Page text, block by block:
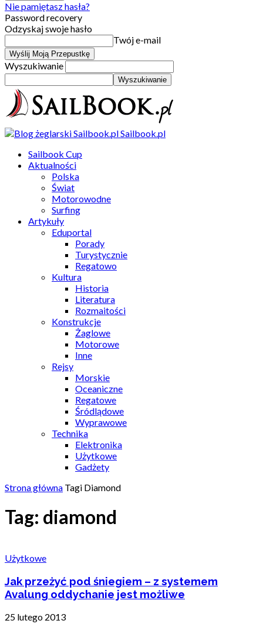
Nie pamiętasz hasła?
Password recovery
Odzyskaj swoje hasło
Twój e-mail
Wyszukiwanie
Sailbook.pl
Sailbook Cup
Aktualności
Polska
Świat
Motorowodne
Surfing
Artykuły
Eduportal
Porady
Turystycznie
Regatowo
Kultura
Historia
Literatura
Rozmaitości
Konstrukcje
Żaglowe
Motorowe
Inne
Rejsy
Morskie
Oceaniczne
Regatowe
Śródlądowe
Wyprawowe
Technika
Elektronika
Użytkowe
Gadżety
Strona główna Tagi Diamond
Tag: diamond
Użytkowe
Jak przeżyć pod śniegiem – z systemem
Avalung oddychanie jest możliwe
25 lutego 2013